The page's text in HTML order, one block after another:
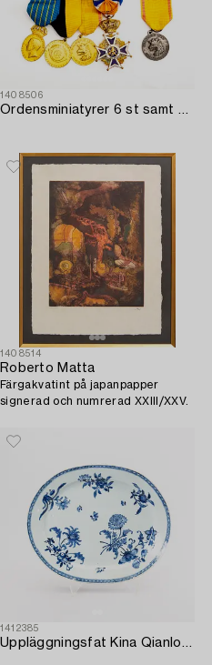
1408506
Ordensminiatyrer 6 st samt medaljer 5 st.
1408514
Roberto Matta
Färgakvatint på japanpapper
signerad och numrerad XXIII/XXV.
1412385
Uppläggningsfat Kina Qianlong (1736-95) porslin.